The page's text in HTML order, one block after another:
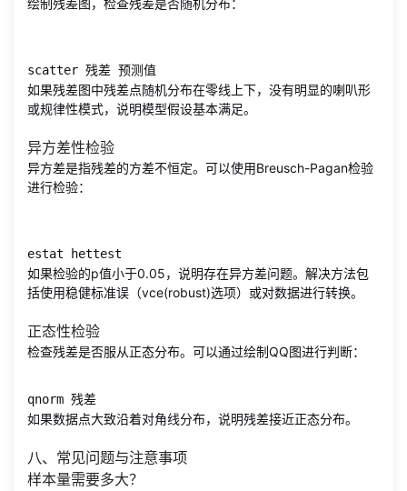
绘制残差图，检查残差是否随机分布：
scatter 残差 预测值
如果残差图中残差点随机分布在零线上下，没有明显的喇叭形
或规律性模式，说明模型假设基本满足。
异方差性检验
异方差是指残差的方差不恒定。可以使用Breusch-Pagan检验
进行检验：
estat hettest
如果检验的p值小于0.05，说明存在异方差问题。解决方法包
括使用稳健标准误（vce(robust)选项）或对数据进行转换。
正态性检验
检查残差是否服从正态分布。可以通过绘制QQ图进行判断：
qnorm 残差
如果数据点大致沿着对角线分布，说明残差接近正态分布。
八、常见问题与注意事项
样本量需要多大？